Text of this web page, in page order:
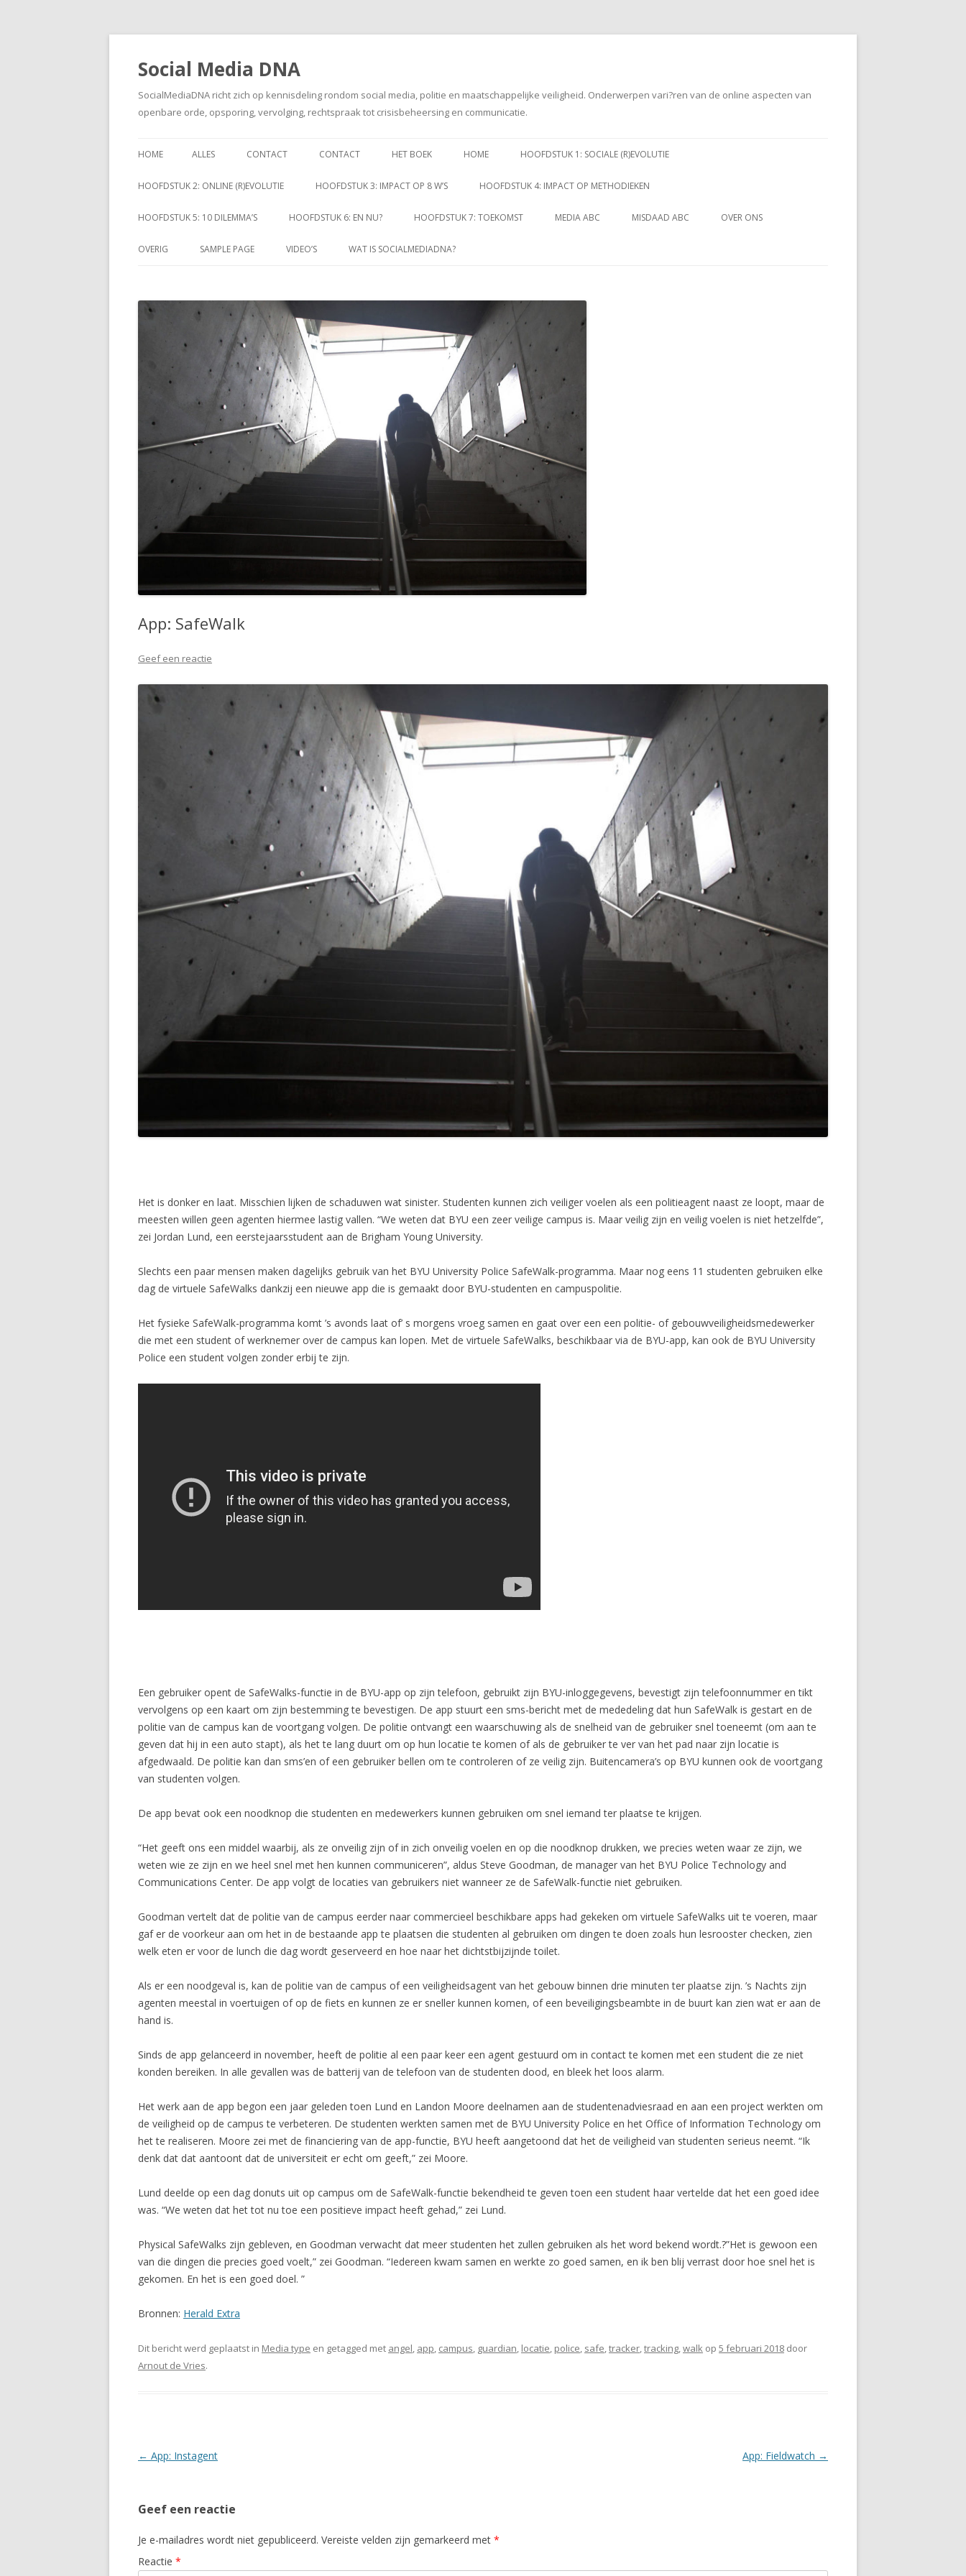
Social Media DNA
SocialMediaDNA richt zich op kennisdeling rondom social media, politie en maatschappelijke veiligheid. Onderwerpen vari?ren van de online aspecten van
openbare orde, opsporing, vervolging, rechtspraak tot crisisbeheersing en communicatie.
naar
HOME ALLES CONTACT CONTACT HET BOEK HOME HOOFDSTUK 1: SOCIALE (R)EVOLUTIE
HOOFDSTUK 2: ONLINE (R)EVOLUTIE HOOFDSTUK 3: IMPACT OP 8 W’S HOOFDSTUK 4: IMPACT OP METHODIEKEN
HOOFDSTUK 5: 10 DILEMMA’S HOOFDSTUK 6: EN NU? HOOFDSTUK 7: TOEKOMST MEDIA ABC MISDAAD ABC OVER ONS
OVERIG SAMPLE PAGE VIDEO’S WAT IS SOCIALMEDIADNA?
App: SafeWalk
Geef een reactie
Het is donker en laat. Misschien lijken de schaduwen wat sinister. Studenten kunnen zich veiliger voelen als een politieagent naast ze loopt, maar de
meesten willen geen agenten hiermee lastig vallen. “We weten dat BYU een zeer veilige campus is. Maar veilig zijn en veilig voelen is niet hetzelfde”,
zei Jordan Lund, een eerstejaarsstudent aan de Brigham Young University.
Slechts een paar mensen maken dagelijks gebruik van het BYU University Police SafeWalk-programma. Maar nog eens 11 studenten gebruiken elke
dag de virtuele SafeWalks dankzij een nieuwe app die is gemaakt door BYU-studenten en campuspolitie.
Het fysieke SafeWalk-programma komt ’s avonds laat of’ s morgens vroeg samen en gaat over een een politie- of gebouwveiligheidsmedewerker
die met een student of werknemer over de campus kan lopen. Met de virtuele SafeWalks, beschikbaar via de BYU-app, kan ook de BYU University
Police een student volgen zonder erbij te zijn.
Een gebruiker opent de SafeWalks-functie in de BYU-app op zijn telefoon, gebruikt zijn BYU-inloggegevens, bevestigt zijn telefoonnummer en tikt
vervolgens op een kaart om zijn bestemming te bevestigen. De app stuurt een sms-bericht met de mededeling dat hun SafeWalk is gestart en de
politie van de campus kan de voortgang volgen. De politie ontvangt een waarschuwing als de snelheid van de gebruiker snel toeneemt (om aan te
geven dat hij in een auto stapt), als het te lang duurt om op hun locatie te komen of als de gebruiker te ver van het pad naar zijn locatie is
afgedwaald. De politie kan dan sms’en of een gebruiker bellen om te controleren of ze veilig zijn. Buitencamera’s op BYU kunnen ook de voortgang
van studenten volgen.
De app bevat ook een noodknop die studenten en medewerkers kunnen gebruiken om snel iemand ter plaatse te krijgen.
“Het geeft ons een middel waarbij, als ze onveilig zijn of in zich onveilig voelen en op die noodknop drukken, we precies weten waar ze zijn, we
weten wie ze zijn en we heel snel met hen kunnen communiceren”, aldus Steve Goodman, de manager van het BYU Police Technology and
Communications Center. De app volgt de locaties van gebruikers niet wanneer ze de SafeWalk-functie niet gebruiken.
Goodman vertelt dat de politie van de campus eerder naar commercieel beschikbare apps had gekeken om virtuele SafeWalks uit te voeren, maar
gaf er de voorkeur aan om het in de bestaande app te plaatsen die studenten al gebruiken om dingen te doen zoals hun lesrooster checken, zien
welk eten er voor de lunch die dag wordt geserveerd en hoe naar het dichtstbijzijnde toilet.
Als er een noodgeval is, kan de politie van de campus of een veiligheidsagent van het gebouw binnen drie minuten ter plaatse zijn. ’s Nachts zijn
agenten meestal in voertuigen of op de fiets en kunnen ze er sneller kunnen komen, of een beveiligingsbeambte in de buurt kan zien wat er aan de
hand is.
Sinds de app gelanceerd in november, heeft de politie al een paar keer een agent gestuurd om in contact te komen met een student die ze niet
konden bereiken. In alle gevallen was de batterij van de telefoon van de studenten dood, en bleek het loos alarm.
Het werk aan de app begon een jaar geleden toen Lund en Landon Moore deelnamen aan de studentenadviesraad en aan een project werkten om
de veiligheid op de campus te verbeteren. De studenten werkten samen met de BYU University Police en het Office of Information Technology om
het te realiseren. Moore zei met de financiering van de app-functie, BYU heeft aangetoond dat het de veiligheid van studenten serieus neemt. “Ik
denk dat dat aantoont dat de universiteit er echt om geeft,” zei Moore.
Lund deelde op een dag donuts uit op campus om de SafeWalk-functie bekendheid te geven toen een student haar vertelde dat het een goed idee
was. “We weten dat het tot nu toe een positieve impact heeft gehad,” zei Lund.
Physical SafeWalks zijn gebleven, en Goodman verwacht dat meer studenten het zullen gebruiken als het word bekend wordt.?”Het is gewoon een
van die dingen die precies goed voelt,” zei Goodman. “Iedereen kwam samen en werkte zo goed samen, en ik ben blij verrast door hoe snel het is
gekomen. En het is een goed doel. ”
Bronnen: Herald Extra
Dit bericht werd geplaatst in Media type en getagged met angel app campus guardian locatie police safe tracker tracking walk op 5 februari 2018 door
Arnout de Vries.
Berichtnavigatie
← App: Instagent App: Fieldwatch →
Geef een reactie
Je e-mailadres wordt niet gepubliceerd. Vereiste velden zijn gemarkeerd met *
Reactie *